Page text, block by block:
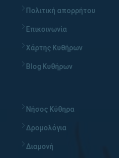
Πολιτική απορρήτου
Επικοινωνία
Χάρτης Κυθήρων
Blog Κυθήρων
Νήσος Κύθηρα
Δρομολόγια
Διαμονή